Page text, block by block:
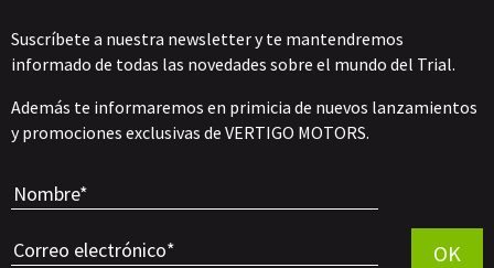
Suscríbete a nuestra newsletter y te mantendremos
informado de todas las novedades sobre el mundo del Trial.
Además te informaremos en primicia de nuevos lanzamientos
y promociones exclusivas de VERTIGO MOTORS.
OK